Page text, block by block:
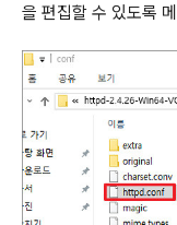
을 편집할 수 있도록